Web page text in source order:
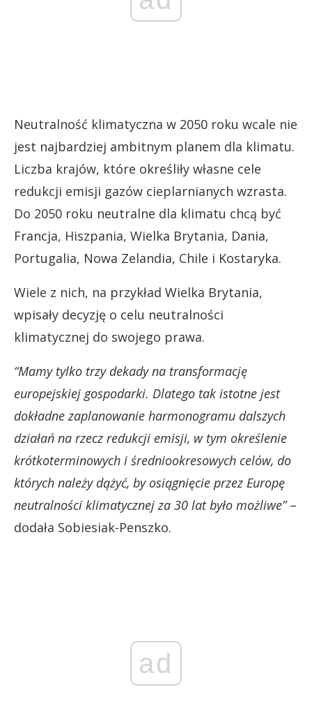
Neutralność klimatyczna w 2050 roku wcale nie
jest najbardziej ambitnym planem dla klimatu.
Liczba krajów, które określiły własne cele
redukcji emisji gazów cieplarnianych wzrasta.
Do 2050 roku neutralne dla klimatu chcą być
Francja, Hiszpania, Wielka Brytania, Dania,
Portugalia, Nowa Zelandia, Chile i Kostaryka.
Wiele z nich, na przykład Wielka Brytania,
wpisały decyzję o celu neutralności
klimatycznej do swojego prawa.
“Mamy tylko trzy dekady na transformację
europejskiej gospodarki. Dlatego tak istotne jest
dokładne zaplanowanie harmonogramu dalszych
działań na rzecz redukcji emisji, w tym określenie
krótkoterminowych i średniookresowych celów, do
których należy dążyć, by osiągnięcie przez Europę
neutralności klimatycznej za 30 lat było możliwe”–
dodała Sobiesiak-Penszko.
ad